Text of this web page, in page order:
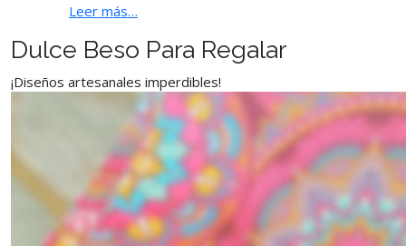
Leer más…
Dulce Beso Para Regalar
¡Diseños artesanales imperdibles!